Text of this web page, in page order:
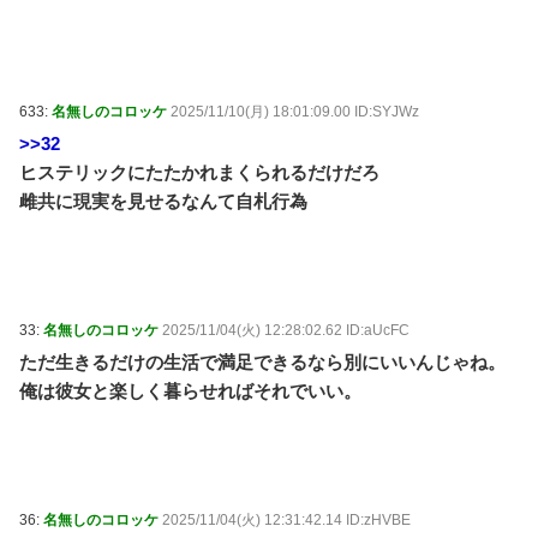
633: 名無しのコロッケ 2025/11/10(月) 18:01:09.00 ID:SYJWz
>>32
ヒステリックにたたかれまくられるだけだろ
雌共に現実を見せるなんて自札行為
33: 名無しのコロッケ 2025/11/04(火) 12:28:02.62 ID:aUcFC
ただ生きるだけの生活で満足できるなら別にいいんじゃね。
俺は彼女と楽しく暮らせればそれでいい。
36: 名無しのコロッケ 2025/11/04(火) 12:31:42.14 ID:zHVBE